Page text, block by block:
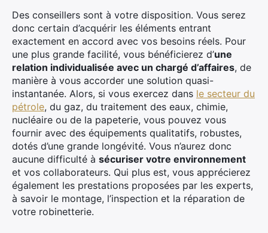
Des conseillers sont à votre disposition. Vous serez
donc certain d’acquérir les éléments entrant
exactement en accord avec vos besoins réels. Pour
une plus grande facilité, vous bénéficierez d’une
relation individualisée avec un chargé d’affaires, de
manière à vous accorder une solution quasi-
instantanée. Alors, si vous exercez dans le secteur du
pétrole, du gaz, du traitement des eaux, chimie,
nucléaire ou de la papeterie, vous pouvez vous
fournir avec des équipements qualitatifs, robustes,
dotés d’une grande longévité. Vous n’aurez donc
aucune difficulté à sécuriser votre environnement
et vos collaborateurs. Qui plus est, vous apprécierez
également les prestations proposées par les experts,
à savoir le montage, l’inspection et la réparation de
votre robinetterie.